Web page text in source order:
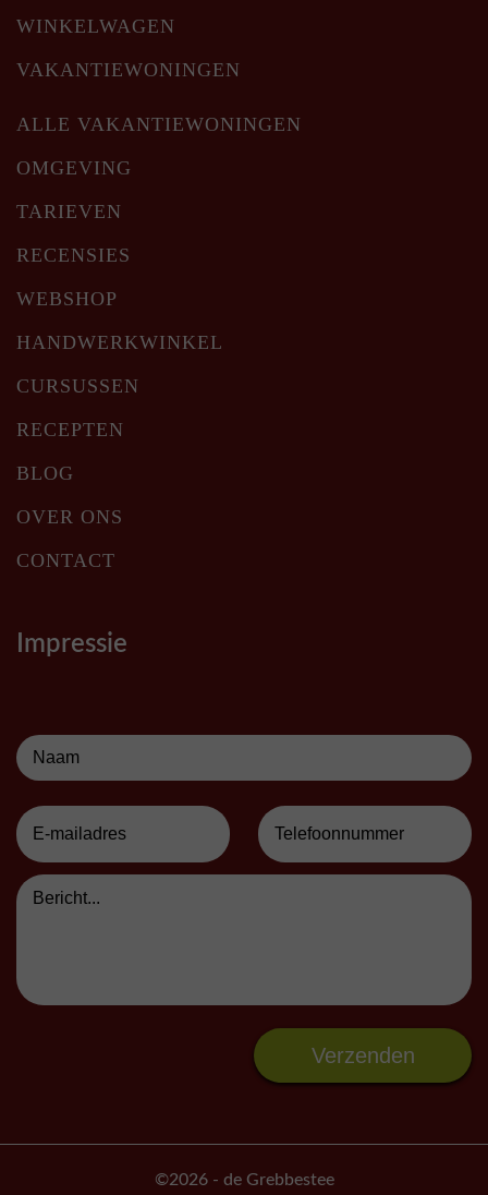
WINKELWAGEN
VAKANTIEWONINGEN
ALLE VAKANTIEWONINGEN
OMGEVING
TARIEVEN
RECENSIES
WEBSHOP
HANDWERKWINKEL
CURSUSSEN
RECEPTEN
BLOG
OVER ONS
CONTACT
Impressie
©2026- de Grebbestee